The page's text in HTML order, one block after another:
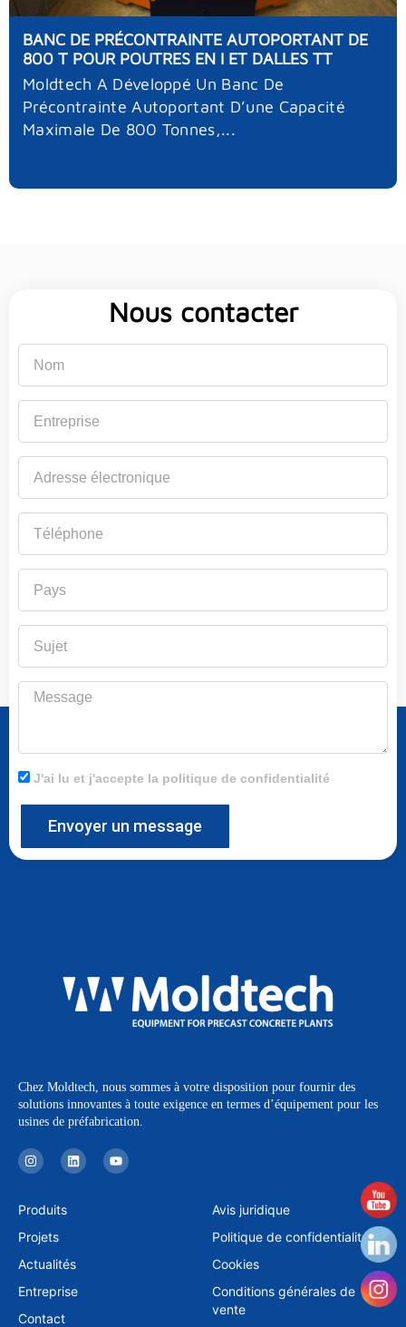
BANC DE PRÉCONTRAINTE AUTOPORTANT DE
800 T POUR POUTRES EN I ET DALLES TT
Moldtech A Développé Un Banc De
Précontrainte Autoportant D’une Capacité
Maximale De 800 Tonnes,...
Nous contacter
électronique
Message
J'ai lu et j'accepte la politique de confidentialité
Envoyer un message
Chez Moldtech, nous sommes à votre disposition pour fournir des
solutions innovantes à toute exigence en termes d’équipement pour les
usines de préfabrication.
I
n
s
a
g
a
L
i
n
Y
o
u
Produits
Projets
Actualités
Entreprise
Contact
Avis juridique
Politique de confidentialité
Cookies
Conditions générales de
vente